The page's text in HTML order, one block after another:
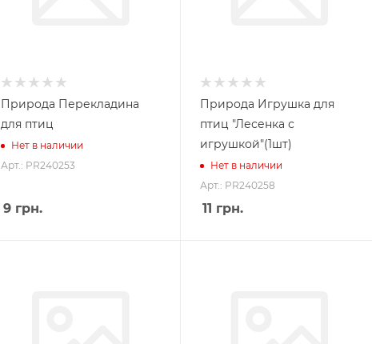
Природа Перекладина
для птиц
Нет в наличии
Арт.: PR240253
9 грн.
Природа Игрушка для
птиц "Лесенка с
игрушкой"(1шт)
Нет в наличии
Арт.: PR240258
11 грн.